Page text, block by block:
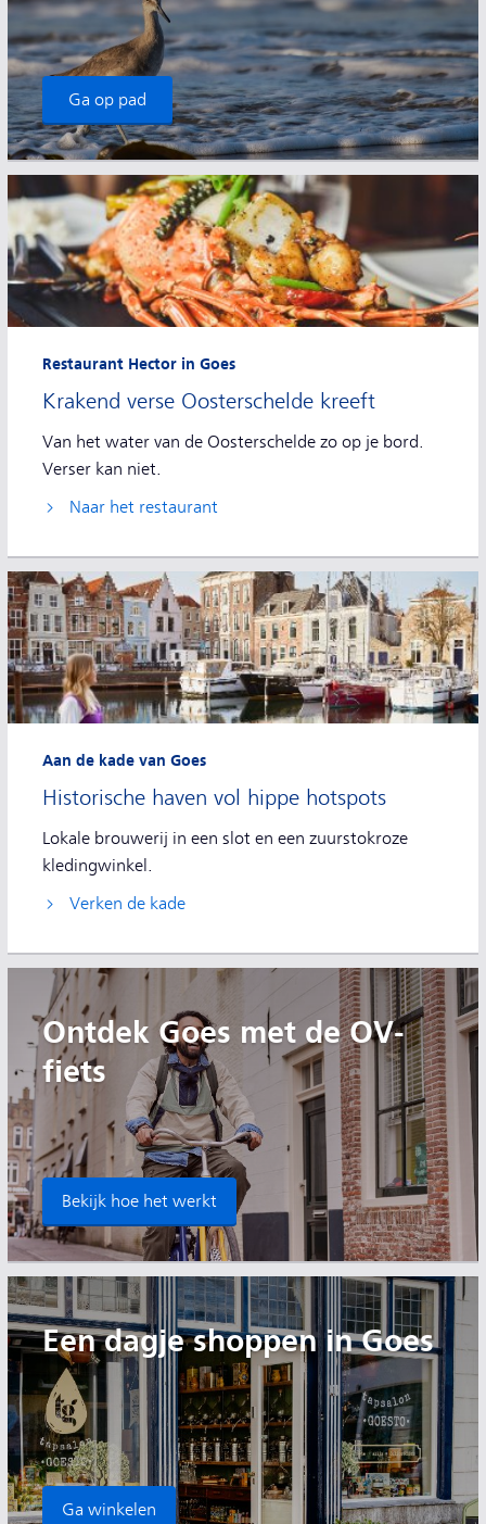
Ga op pad
Krakend verse Oosterschelde kreeft
Restaurant Hector in Goes
Van het water van de Oosterschelde zo op je bord.
Verser kan niet.
Naar het restaurant
Historische haven vol hippe hotspots
Aan de kade van Goes
Lokale brouwerij in een slot en een zuurstokroze
kledingwinkel.
Verken de kade
Ontdek Goes met de OV-
fiets
Bekijk hoe het werkt
Een dagje shoppen in Goes
Ga winkelen